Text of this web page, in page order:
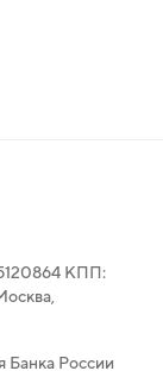
КПП:
Банка России